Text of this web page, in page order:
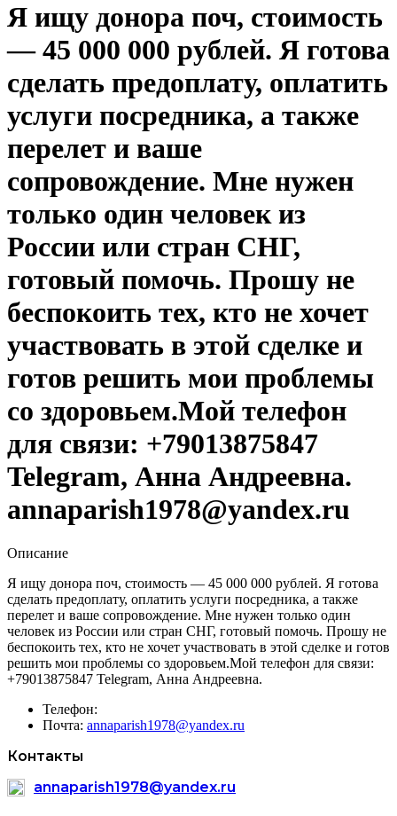
Я ищу донора поч, стоимость
— 45 000 000 рублей. Я готова
сделать предоплату, оплатить
услуги посредника, а также
перелет и ваше
сопровождение. Мне нужен
только один человек из
России или стран СНГ,
готовый помочь. Прошу не
беспокоить тех, кто не хочет
участвовать в этой сделке и
готов решить мои проблемы
со здоровьем.Мой телефон
для связи: +79013875847
Telegram, Анна Андреевна.
annaparish1978@yandex.ru
Описание
Я ищу донора поч, стоимость — 45 000 000 рублей. Я готова
сделать предоплату, оплатить услуги посредника, а также
перелет и ваше сопровождение. Мне нужен только один
человек из России или стран СНГ, готовый помочь. Прошу не
беспокоить тех, кто не хочет участвовать в этой сделке и готов
решить мои проблемы со здоровьем.Мой телефон для связи:
+79013875847 Telegram, Анна Андреевна.
Телефон:
Почта: annaparish1978@yandex.ru
Контакты
annaparish1978@yandex.ru